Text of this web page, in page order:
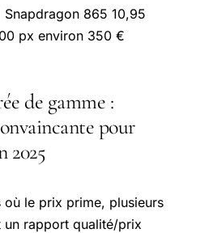
Snapdragon 865 10,95
px environ 350 €
de gamme :
pour
2025
où le prix prime, plusieurs
un rapport qualité/prix